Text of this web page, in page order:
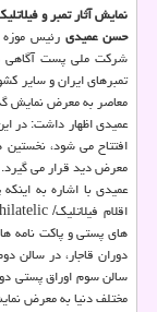
نمایش آثار تمبر و
حسن عمیدیرئیس موزه
شرکت ملی پست آگاهی
تمبرهای ایران و سایر
معاصر به معرض نمایش
عمیدی اظهار داشت: در
افتتاح می شود، نخستین
معرض دید قرار می گیرد.
های پستی و پاکت نامه
دوران قاجار، در سالن
مختلف دنیا به معرض